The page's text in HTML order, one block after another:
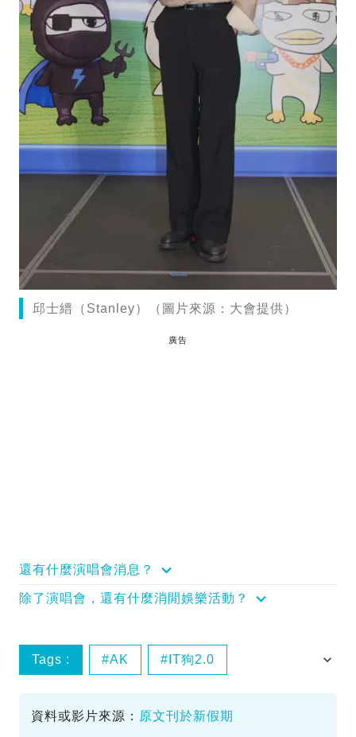
邱士縉（Stanley）（圖片來源：大會提供）
廣告
還有什麼演唱會消息？
除了演唱會，還有什麼消閒娛樂活動？
Tags : AK IT狗2.0
資料或影片來源： 原文刊於新假期